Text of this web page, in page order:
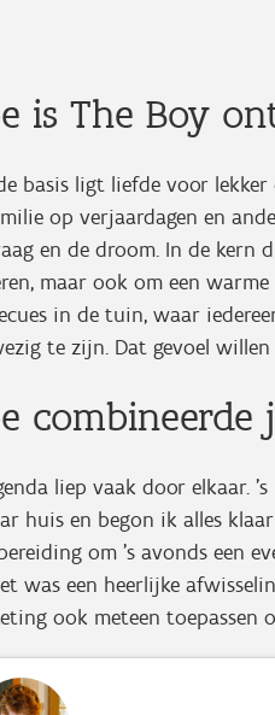
is The Boy
basis ligt liefde voor
op verjaardagen en
en de droom. In de kern
maar ook om een
in de tuin, waar
te zijn. Dat gevoel willen
liep vaak door elkaar.
huis en begon ik alles
om ’s avonds een
was een heerlijke
ook meteen